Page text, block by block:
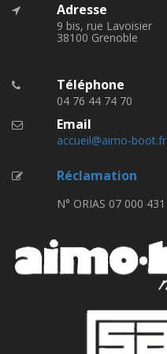
Adresse
9 bis, rue Lavoisier
38100 Grenoble
Téléphone
04 76 44 74 70
Email
accueil@aimo-boot.fr
Réclamation
N° ORIAS 07 000 431